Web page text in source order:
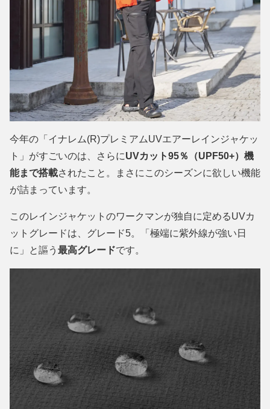
今年の「イナレム(R)プレミアムUVエアーレインジャケッ
ト」がすごいのは、さらにUVカット95％（UPF50+）機
能まで搭載されたこと。まさにこのシーズンに欲しい機能
が詰まっています。
このレインジャケットのワークマンが独自に定めるUVカ
ットグレードは、グレード5。「極端に紫外線が強い日
に」と謳う 最高グレードです。